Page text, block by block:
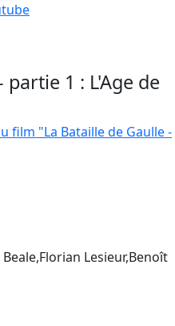
1 : L'Age de
film "La Bataille de Gaulle -
Lesieur,Benoît